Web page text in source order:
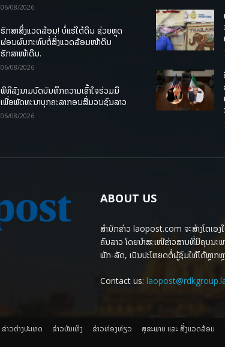
06/08/2026
ຮັກສາສິ່ງແວດລ້ອມ! ບໍ່ແຮ່ໃຕ້ດິນ ຊ່ວຍຫຼຸດ
ຜ່ອນຜົນກະທົບຕໍ່ສິ່ງແວດລ້ອມໜ້າດິນ
ຮັກສາໜ້າດິນ.
06/08/2026
ພິທີລົງນາມບົດບັນທຶກຄວາມເຂົ້າໃຈຮ່ວມມື
ເພື່ອພັດທະນາບຸກຄະລາກອນສື່ມວນຊົນລາວ
06/08/2026
ABOUT US
ສຳນັກຂ່າວ laopost.com ຈະສ້າງໂຕເອ
ຄົນລາວ ໂດຍນຳສະເໜີຂ່າວສານທີ່ມີຄຸນນະ
ພັກ-ລັດ, ເປັນປະໂຫຍດຕໍ່ຜູ້ຊົມໃຫ້ໄດ້ຫຼາກ
Contact us:
ຂ່າວຕ່າງປະເທດ ​ຂ່າວບັນເທິງ ​ຂ່າວທ່ອງທ່ຽວ ສຸຂະພາບ ແລະ ສີ່ງແວດລ້ອມ